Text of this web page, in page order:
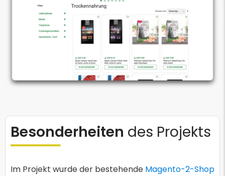
Besonderheiten des Projekts
Im Projekt wurde der bestehende Magento-2-Shop